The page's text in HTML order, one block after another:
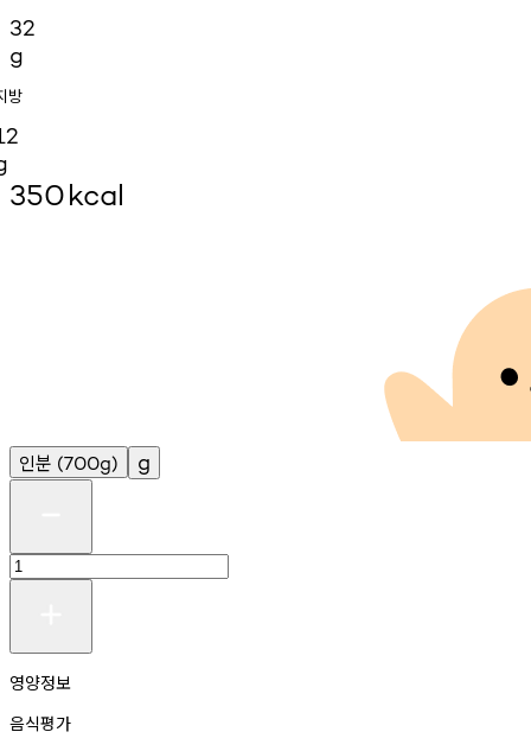
32
g
방
350kcal
인분 (700g) g
영양정보
음식평가